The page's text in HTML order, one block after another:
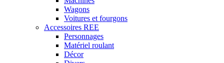
Wagons
Voitures et fourgons
Accessoires REE
Personnages
Matériel roulant
Décor